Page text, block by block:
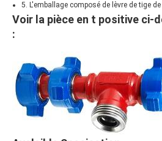
5. L'emballage composé de lèvre de tige
Voir la pièce en t positive ci-
: